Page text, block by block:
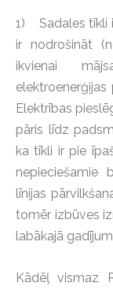
1) Sadales tīkli
ir nodrošināt
ikvienai
Elektrības
pāris līdz
ka tīkli ir pie
nepieciešamie
līnijas
tomēr izbūves
labākajā
Kādēļ vismaz